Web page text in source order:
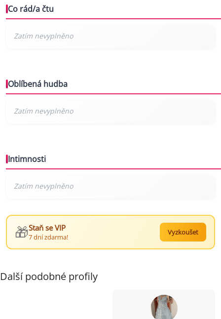
Co rád/a čtu
Oblíbená hudba
Intimnosti
🎁Staň se VIP
7 dní zdarma!
Vyzkoušet
Další podobné profily